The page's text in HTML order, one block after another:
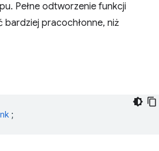
Pełne odtworzenie funkcji
bardziej pracochłonne, niż
;